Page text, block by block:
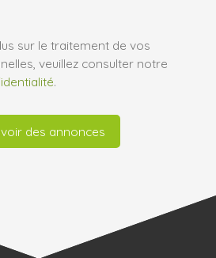
sur le traitement de vos
veuillez consulter notre
.
des annonces